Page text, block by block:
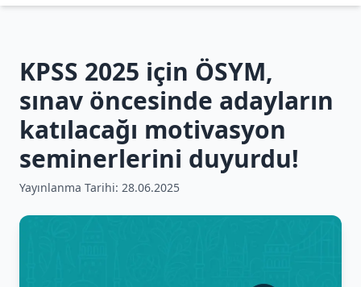
KPSS 2025 için ÖSYM,
sınav öncesinde adayların
katılacağı motivasyon
seminerlerini duyurdu!
Yayınlanma Tarihi: 28.06.2025